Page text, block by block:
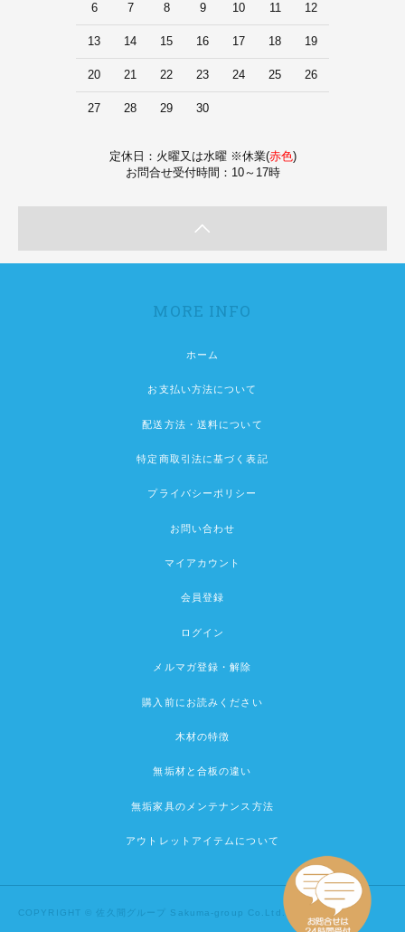
6 7 8 9 10 11 12
13 14 15 16 17 18 19
20 21 22 23 24 25 26
27 28 29 30
定休日：火曜又は水曜 ※休業(赤色)
お問合せ受付時間：10～17時
MORE INFO
ホーム
お支払い方法について
配送方法・送料について
特定商取引法に基づく表記
プライバシーポリシー
お問い合わせ
マイアカウント
会員登録
ログイン
メルマガ登録・解除
購入前にお読みください
木材の特徴
無垢材と合板の違い
無垢家具のメンテナンス方法
アウトレットアイテムについて
COPYRIGHT © 佐久間グループ Sakuma-group Co.Ltd.